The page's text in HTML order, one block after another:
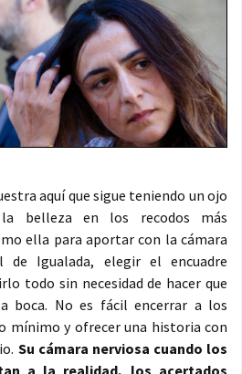
aquí que sigue teniendo un ojo
belleza en los recodos más
ella para aportar con la cámara
de Igualada, elegir el encuadre
todo sin necesidad de hacer que
boca. No es fácil encerrar a los
mínimo y ofrecer una historia con
Su cámara nerviosa cuando los